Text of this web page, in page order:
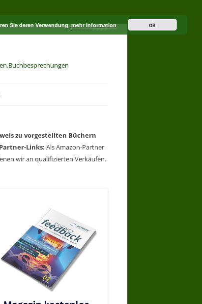
zu vorgestellten Büchern
Partner-Links: Als Amazon-Partner
wir an qualifizierten Verkäufen.
Sie deren Verwendung.mehr Information ok